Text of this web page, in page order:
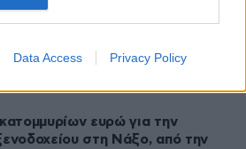
Data Access Privacy Policy
ευρώ για την
στη Νάξο, από την